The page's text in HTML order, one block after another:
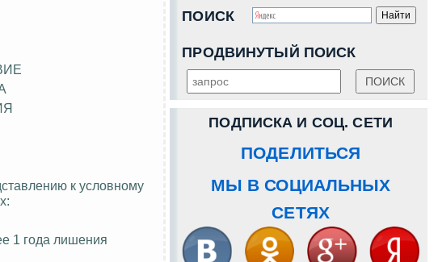
ПОИСК
ПРОДВИНУТЫЙ ПОИСК
ПОДПИСКА И СОЦ. СЕТИ
ПОДЕЛИТЬСЯ
МЫ В СОЦИАЛЬНЫХ
СЕТЯХ
к условному
1 года лишения